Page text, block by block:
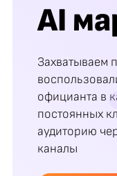
AI
Захватываем
официанта в
постоянных
аудиторию
каналы